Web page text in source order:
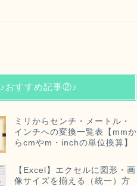
♪おすすめ記事②♪
ミリからセンチ・メートル・
インチへの変換一覧表【mmか
らcmやm・inchの単位換算】
【Excel】エクセルに図形・画
像サイズを揃える（統一）方